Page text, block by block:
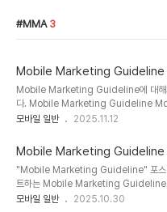
MMA 3
Mobile Marketing Guideline
Mobile Marketing Guideline에 대해서
다. Mobile Marketing Guideline
Mobile Marketing Guideline 문서가 얼
Unit and Aspect Ratio
best practices- Revised the Size
TV:- Ad Units- Aspect Ratio..
모바일 일반 2025.11.12
Mobile Marketing Guideline
"Mobile Marketing Guideline" 포스팅
트하는 Mobile Marketing Guideline이
소개했지만 위의 자료는 미국 실정에 맞
모바일 일반 2025.10.30